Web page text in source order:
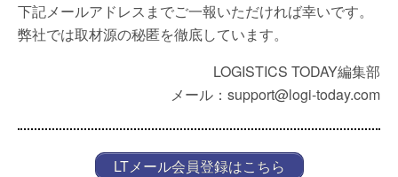
下記メールアドレスまでご一報いただければ幸いです。
弊社では取材源の秘匿を徹底しています。
LOGISTICS TODAY編集部
メール：support@logi-today.com
LTメール会員登録はこちら